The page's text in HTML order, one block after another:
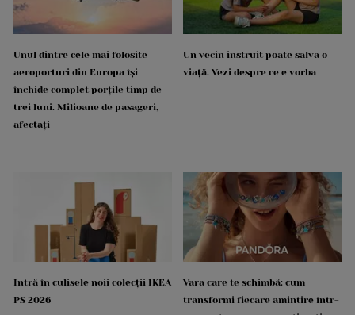
Unul dintre cele mai folosite
aeroporturi din Europa își
închide complet porțile timp de
trei luni. Milioane de pasageri,
afectați
Un vecin instruit poate salva o
viață. Vezi despre ce e vorba
Intră în culisele noii colecții IKEA
PS 2026
Vara care te schimbă: cum
transformi fiecare amintire într-